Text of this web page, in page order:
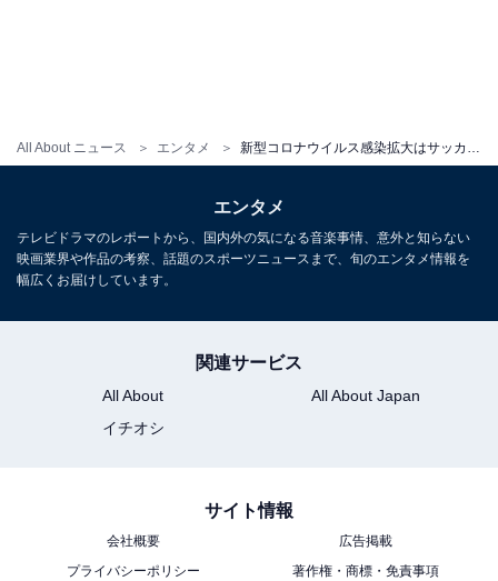
All About ニュース エンタメ
経済活動の再開によって、新型コロナウイルスの感染が
世界的に再拡大している。サッカー界も例外ではなく、
日本人選手が所属するクラブでの感染も報告されてい
る。
がプレーしている国で感染が広がれば、帰国を選択する
選手が出てくるかもしれない。
して10月5日まで延長された。
Jリーグは8月28日で夏の移籍期間を閉じるが、今シーズ
エンタメ
テレビドラマのレポートから、国内外の気になる音楽事情、意外と知らない
映画業界や作品の考察、話題のスポーツニュースまで、旬のエンタメ情報を
幅広くお届けしています。
関連サービス
All About
All About Japan
イチオシ
サイト情報
会社概要
広告掲載
プライバシーポリシー
著作権・商標・免責事項